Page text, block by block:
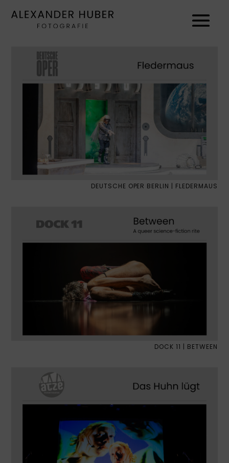
DEUTSCHE OPER BERLIN | FLEDERMAUS
DOCK 11 | BETWEEN